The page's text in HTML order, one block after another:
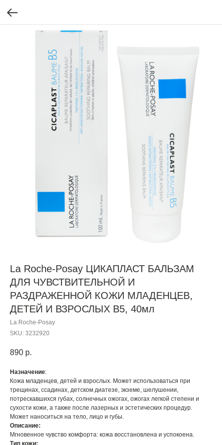
La Roche-Posay ЦИКАПЛАСТ БАЛЬЗАМ
ДЛЯ ЧУВСТВИТЕЛЬНОЙ И
РАЗДРАЖЕННОЙ КОЖИ МЛАДЕНЦЕВ,
ДЕТЕЙ И ВЗРОСЛЫХ B5, 40мл
La Roche-Posay
SKU: 3232920
890 р.
Назначение:
Кожа младенцев, детей и взрослых. Может использоваться при
трещинах, ссадинах, детском диатезе, экземе, шелушении,
потрескавшихся губах, солнечных ожогах, ожогах легкой степени и
сухости кожи, а также после лазерных и эстетических процедур.
Может наноситься на тело, лицо и губы.
Описание:
Мгновенное чувство комфорта: кожа восстановлена и успокоена.